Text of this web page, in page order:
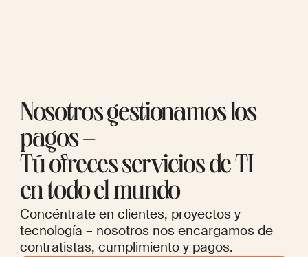
Nosotros gestionamos los
pagos –
Tú ofreces servicios de TI
en todo el mundo
Concéntrate en clientes, proyectos y
tecnología – nosotros nos encargamos de
contratistas, cumplimiento y pagos.